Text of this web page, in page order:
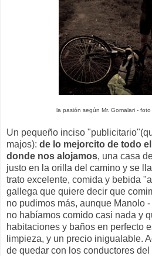
la pasión según Mr. Gomalari -
Un pequeño inciso
majos): de lo mejorcito de todo
donde nos alojamos, una casa
justo en la orilla del camino y se
trato excelente, comida y bebida
gallega que quiere decir que
no pudimos más, aunque Manolo
no habíamos comido casi nada y
habitaciones y baños en perfecto
limpieza, y un precio inigualable.
de quedar con los conductores